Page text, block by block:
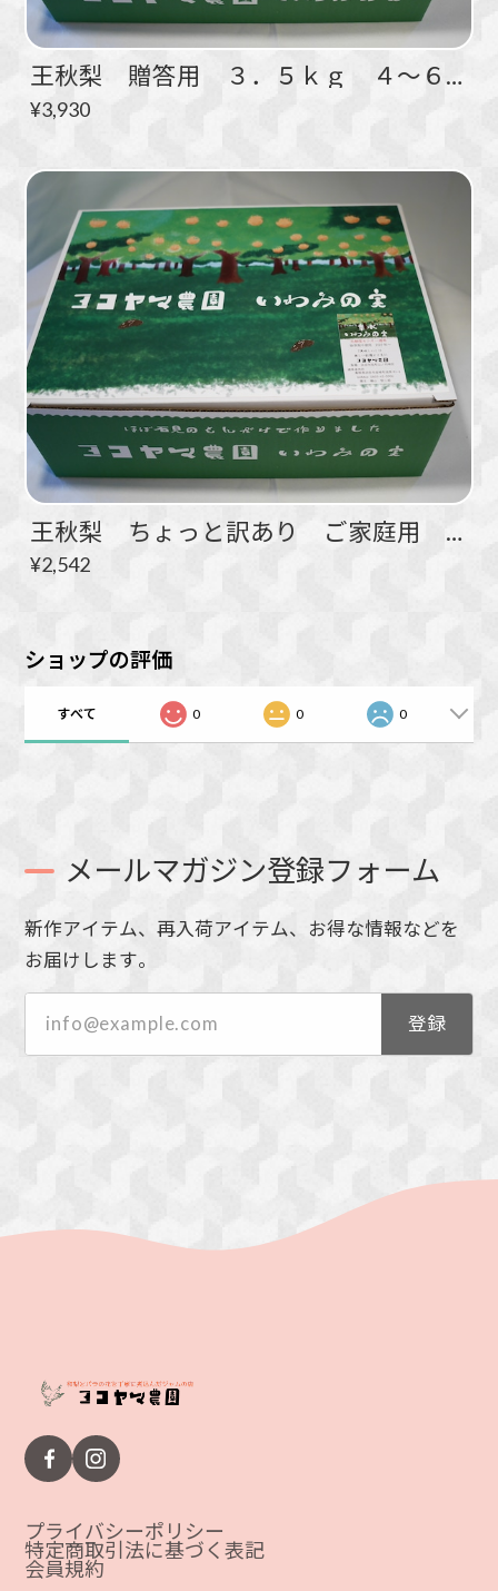
王秋梨 贈答用 ３．５ｋｇ ４～６玉
¥3,930
王秋梨 ちょっと訳あり ご家庭用 ３．５ｋｇ ４～６玉
¥2,542
ショップの評価
すべて 0 0 0
メールマガジン登録フォーム
新作アイテム、再入荷アイテム、お得な情報などを
お届けします。
登録
プライバシーポリシー
特定商取引法に基づく表記
会員規約